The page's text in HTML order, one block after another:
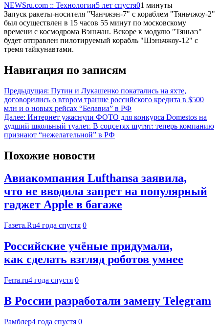
NEWSru.com :: Технологии5 лет спустя01 минуты
Запуск ракеты-носителя "Чанчжэн-7" с кораблем "Тяньчжоу-2"
был осуществлен в 15 часов 55 минут по московскому
времени с космодрома Вэньчан. Вскоре к модулю "Тяньхэ"
будет отправлен пилотируемый корабль "Шэньчжоу-12" с
тремя тайкунавтами.
Навигация по записям
Предыдущая: Путин и Лукашенко покатались на яхте,
договорились о втором транше российского кредита в $500
млн и о новых рейсах “Белавиа” в РФ
Далее: Интернет ужаснули ФОТО для конкурса Domestos на
худший школьный туалет. В соцсетях шутят: теперь компанию
признают “нежелательной” в РФ
Похожие новости
Авиакомпания Lufthansa заявила,
что не вводила запрет на популярный
гаджет Apple в багаже
Газета.Ru4 года спустя 0
Российские учёные придумали,
как сделать взгляд роботов умнее
Ferra.ru4 года спустя 0
В России разработали замену Telegram
Рамблер4 года спустя 0